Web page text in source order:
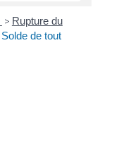
> Rupture du
Solde de tout